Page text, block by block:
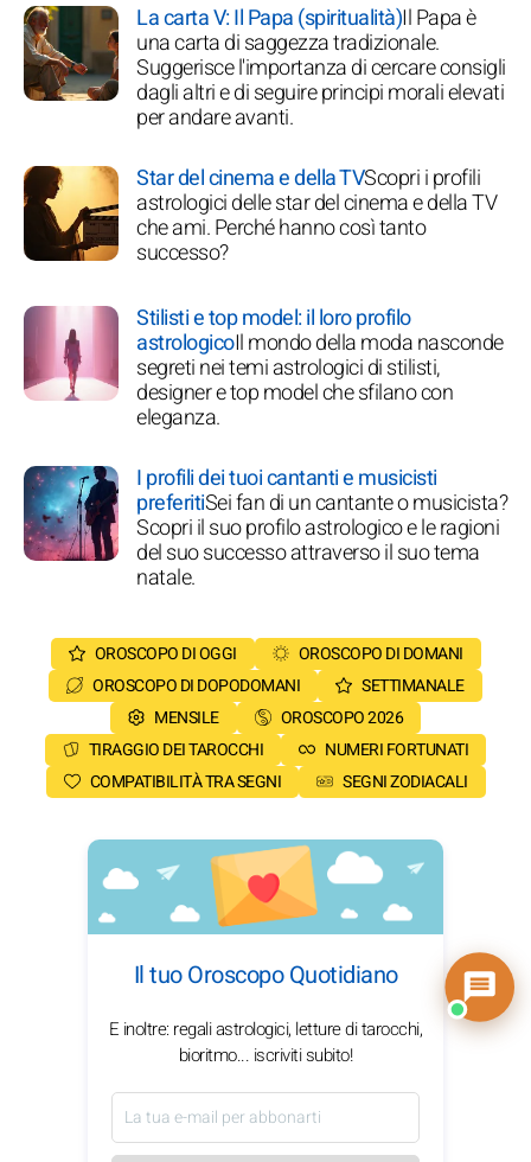
La carta V: Il Papa (spiritualità)Il Papa è
una carta di saggezza tradizionale.
Suggerisce l'importanza di cercare consigli
dagli altri e di seguire principi morali elevati
per andare avanti.
Star del cinema e della TVScopri i profili
astrologici delle star del cinema e della TV
che ami. Perché hanno così tanto
successo?
Stilisti e top model: il loro profilo
astrologicoIl mondo della moda nasconde
segreti nei temi astrologici di stilisti,
designer e top model che sfilano con
eleganza.
I profili dei tuoi cantanti e musicisti
preferitiSei fan di un cantante o musicista?
Scopri il suo profilo astrologico e le ragioni
del suo successo attraverso il suo tema
natale.
OROSCOPO DI OGGI
OROSCOPO DI DOMANI
OROSCOPO DI DOPODOMANI
SETTIMANALE
MENSILE
OROSCOPO 2026
TIRAGGIO DEI TAROCCHI
NUMERI FORTUNATI
COMPATIBILITÀ TRA SEGNI
SEGNI ZODIACALI
Il tuo Oroscopo Quotidiano
E inoltre: regali astrologici, letture di tarocchi,
bioritmo... iscriviti subito!